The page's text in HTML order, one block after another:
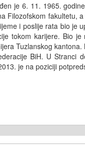
je 6. 11. 1965.
Filozofskom fakultetu,
i poslije rata bio je
tokom karijere. Bio
Tuzlanskog
BiH. U Stranci
je na poziciji